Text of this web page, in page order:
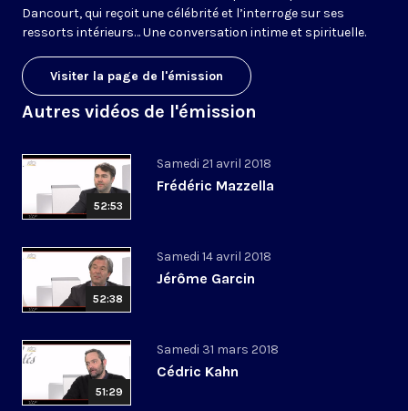
Dancourt, qui reçoit une célébrité et l’interroge sur ses
ressorts intérieurs… Une conversation intime et spirituelle.
Visiter la page de l'émission
Autres vidéos de l'émission
52:53
Samedi 21 avril 2018
Frédéric Mazzella
52:38
Samedi 14 avril 2018
Jérôme Garcin
51:29
Samedi 31 mars 2018
Cédric Kahn